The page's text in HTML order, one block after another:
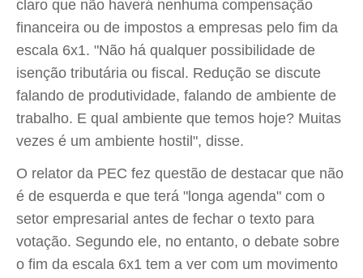
claro que não haverá nenhuma compensação
financeira ou de impostos a empresas pelo fim da
escala 6x1. "Não há qualquer possibilidade de
isenção tributária ou fiscal. Redução se discute
falando de produtividade, falando de ambiente de
trabalho. E qual ambiente que temos hoje? Muitas
vezes é um ambiente hostil", disse.
O relator da PEC fez questão de destacar que não
é de esquerda e que terá "longa agenda" com o
setor empresarial antes de fechar o texto para
votação. Segundo ele, no entanto, o debate sobre
o fim da escala 6x1 tem a ver com um movimento